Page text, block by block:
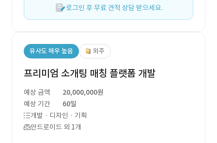
로그인 후 무료 견적 상담 받으세요.
유사도 매우 높음 외주
프리미엄 소개팅 매칭 플랫폼 개발
예상 금액
20,000,000원
예상 기간
60일
개발 · 디자인 · 기획
안드로이드 외 1개